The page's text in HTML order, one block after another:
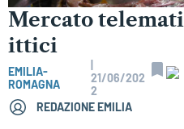
Mercato
ittici
EMILIA-
ROMAGNA
21/06/202
2
REDAZIONE EMILIA